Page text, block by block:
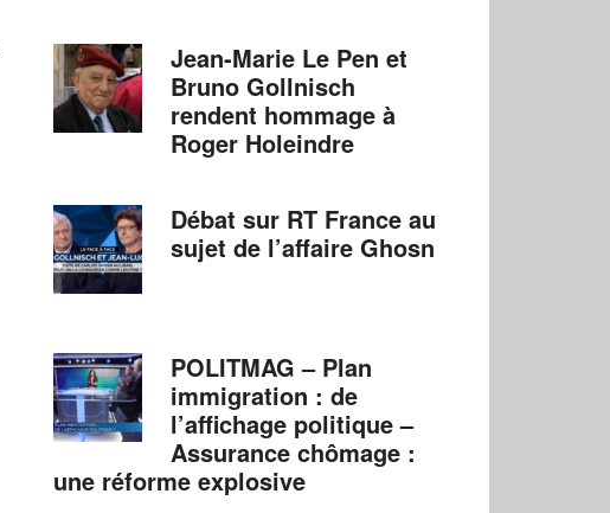
Jean-Marie Le Pen et
Bruno Gollnisch
rendent hommage à
Roger Holeindre
Débat sur RT France au
sujet de l’affaire Ghosn
POLITMAG – Plan
immigration : de
l’affichage politique –
Assurance chômage :
une réforme explosive